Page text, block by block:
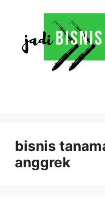
bisnis
anggrek